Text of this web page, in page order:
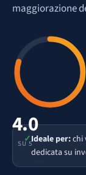
maggiorazione
4.0
SU 5
✓Ideale per:chi
dedicata su